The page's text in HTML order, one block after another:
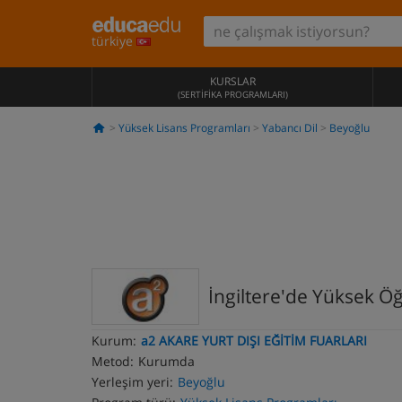
türkiye
KURSLAR
(SERTIFIKA PROGRAMLARI)
Yüksek Lisans Programları Yabancı Dil Beyoğlu
İngiltere'de Yüksek
Kurum: a2 AKARE YURT DIŞI EĞİTİM FUARLARI
Metod: Kurumda
Yerleşim yeri: Beyoğlu